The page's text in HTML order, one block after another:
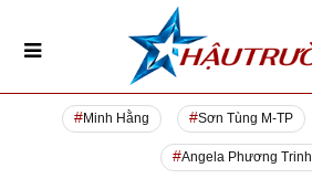
Minh Hằng Sơn Tùng M-TP
Angela Phương Trinh